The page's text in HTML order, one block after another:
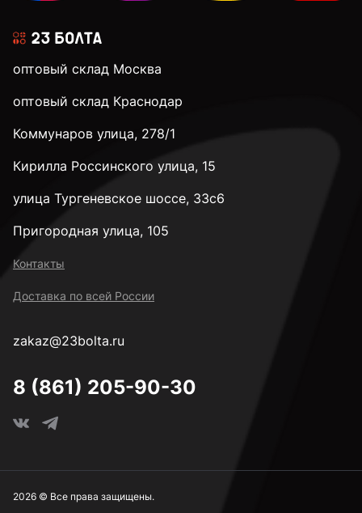
3,3 мм
3,4 мм
3,8 мм
оптовый склад Москва
оптовый склад Краснодар
Коммунаров улица, 278/1
Кирилла Россинского улица, 15
улица Тургеневское шоссе, 33с6
Пригородная улица, 105
Контакты
Доставка по всей России
zakaz@23bolta.ru
8 (861) 205-90-30
2026 © Все права защищены.